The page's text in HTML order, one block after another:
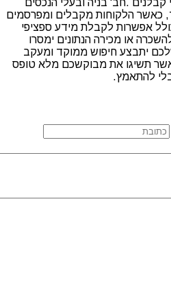
ע"י קבלנים .חב' בניה ובעלי הנכסים
כאשר הלקוחות מקבלים ומפרסמים
אפשרות לקבלת מידע ספציפי
או מכירה הנתונים ימסרו
יתבצע חיפוש ממוקד ומעקב
תשיגו את מבוקשכם מלא טופס